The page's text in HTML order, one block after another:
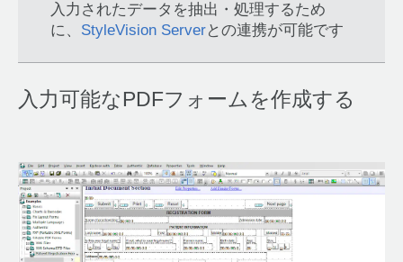
入力されたデータを抽出・処理するため
に、 StyleVision Serverとの連携が可能です
入力可能なPDFフォームを作成する